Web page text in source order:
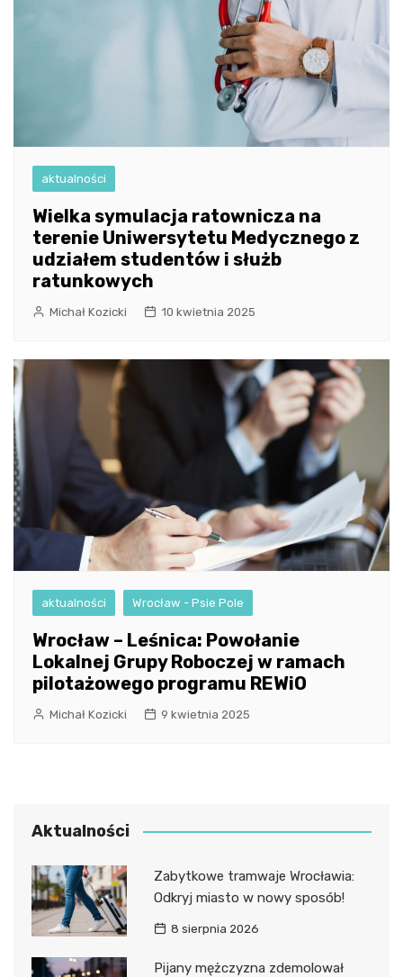
aktualności
Wielka symulacja ratownicza na
terenie Uniwersytetu Medycznego z
udziałem studentów i służb
ratunkowych
Michał Kozicki 10 kwietnia 2025
aktualności Wrocław - Psie Pole
Wrocław – Leśnica: Powołanie
Lokalnej Grupy Roboczej w ramach
pilotażowego programu REWiO
Michał Kozicki 9 kwietnia 2025
Aktualności
Zabytkowe tramwaje Wrocławia:
Odkryj miasto w nowy sposób!
8 sierpnia 2026
Pijany mężczyzna zdemolował